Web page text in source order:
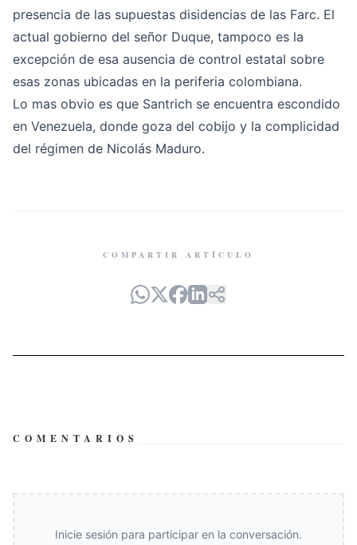
presencia de las supuestas disidencias de las Farc. El
actual gobierno del señor Duque, tampoco es la
excepción de esa ausencia de control estatal sobre
esas zonas ubicadas en la periferia colombiana.
Lo mas obvio es que Santrich se encuentra escondido
en Venezuela, donde goza del cobijo y la complicidad
del régimen de Nicolás Maduro.
COMPARTIR ARTÍCULO
COMENTARIOS
Inicie sesión para participar en la conversación.